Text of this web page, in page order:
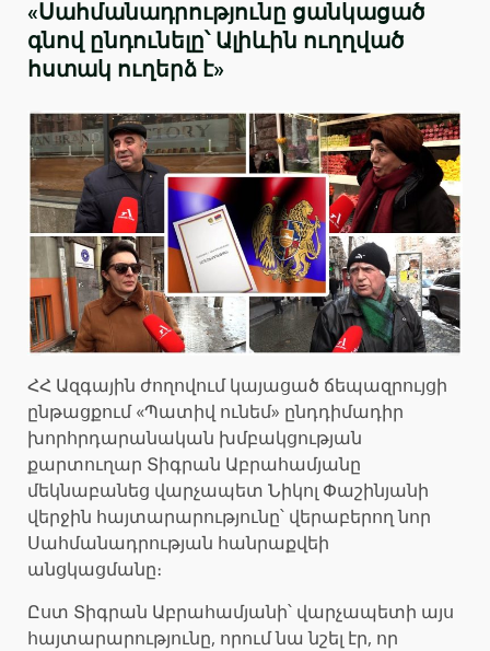
«Սահմանադրությունը ցանկացած
գնով ընդունելը՝ Ալիևին ուղղված
հստակ ուղերձ է»
ՀՀ Ազգային ժողովում կայացած ճեպազրույցի
ընթացքում «Պատիվ ունեմ» ընդդիմադիր
խորհրդարանական խմբակցության
քարտուղար Տիգրան Աբրահամյանը
մեկնաբանեց վարչապետ Նիկոլ Փաշինյանի
վերջին հայտարարությունը՝ վերաբերող նոր
Սահմանադրության հանրաքվեի
անցկացմանը։
Ըստ Տիգրան Աբրահամյանի՝ վարչապետի այս
հայտարարությունը, որում նա նշել էր, որ